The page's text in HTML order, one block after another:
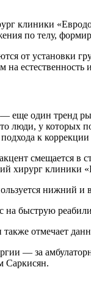
клиники
по телу,
от установки
естественность и
еще один тренд
люди, у которых
к коррекции
смещается в
хирург клиники
нижний и
на быструю
отмечает
— за
Саркисян.